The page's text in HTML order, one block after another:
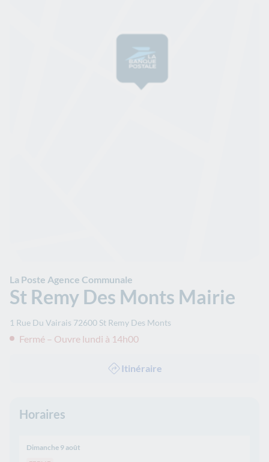
La Poste Agence Communale
St Remy Des Monts Mairie
1 Rue Du Vairais 72600 St Remy Des Monts
Fermé – Ouvre lundi à 14h00
Itinéraire
Horaires
Dimanche 9 août